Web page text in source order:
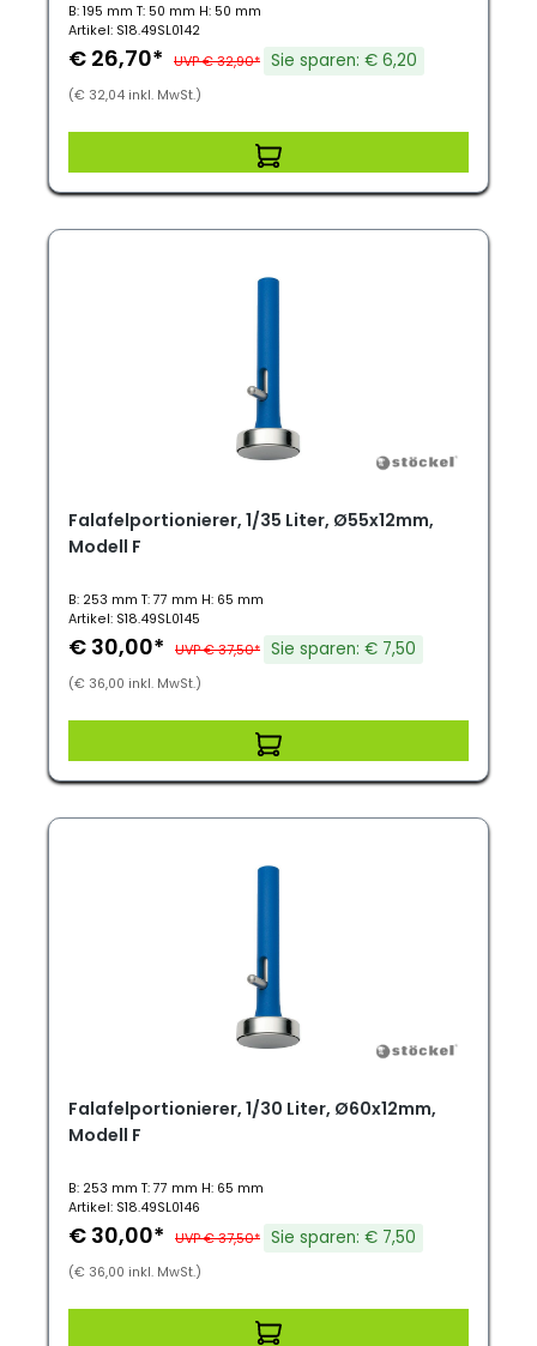
B: 195 mm T: 50 mm H: 50 mm
Artikel: S18.49SL0142
€ 26,70* UVP € 32,90* Sie sparen: € 6,20
(€ 32,04 inkl. MwSt.)
Falafelportionierer, 1/35 Liter, Ø55x12mm,
Modell F
B: 253 mm T: 77 mm H: 65 mm
Artikel: S18.49SL0145
€ 30,00* UVP € 37,50* Sie sparen: € 7,50
(€ 36,00 inkl. MwSt.)
Falafelportionierer, 1/30 Liter, Ø60x12mm,
Modell F
B: 253 mm T: 77 mm H: 65 mm
Artikel: S18.49SL0146
€ 30,00* UVP € 37,50* Sie sparen: € 7,50
(€ 36,00 inkl. MwSt.)